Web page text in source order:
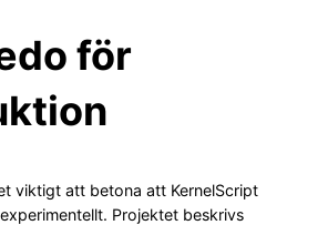
för
viktigt att betona att KernelScript
Projektet beskrivs